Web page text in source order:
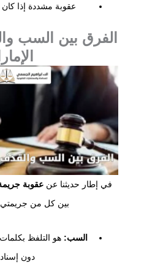
عقوبة مشددة إذا كان
الفرق بين السب
في إطار حديثنا عن عقوبة
بين كل من
السب: هو التلفظ
دون